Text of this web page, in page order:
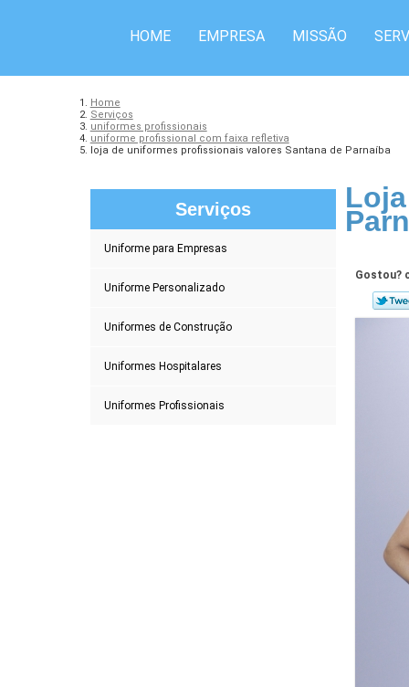
HOME EMPRESA MISSÃO
Home
Serviços
uniformes profissionais
uniforme profissional com faixa refletiva
loja de uniformes profissionais valores Santana de Parnaíba
Serviços
Uniforme para Empresas
Uniforme Personalizado
Uniformes de Construção
Uniformes Hospitalares
Uniformes Profissionais
Gostou?